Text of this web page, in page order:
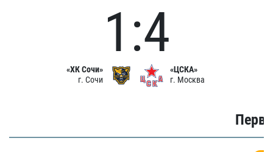
«ХК Сочи»
г. Сочи
1:4
«ЦСКА»
г. Москва